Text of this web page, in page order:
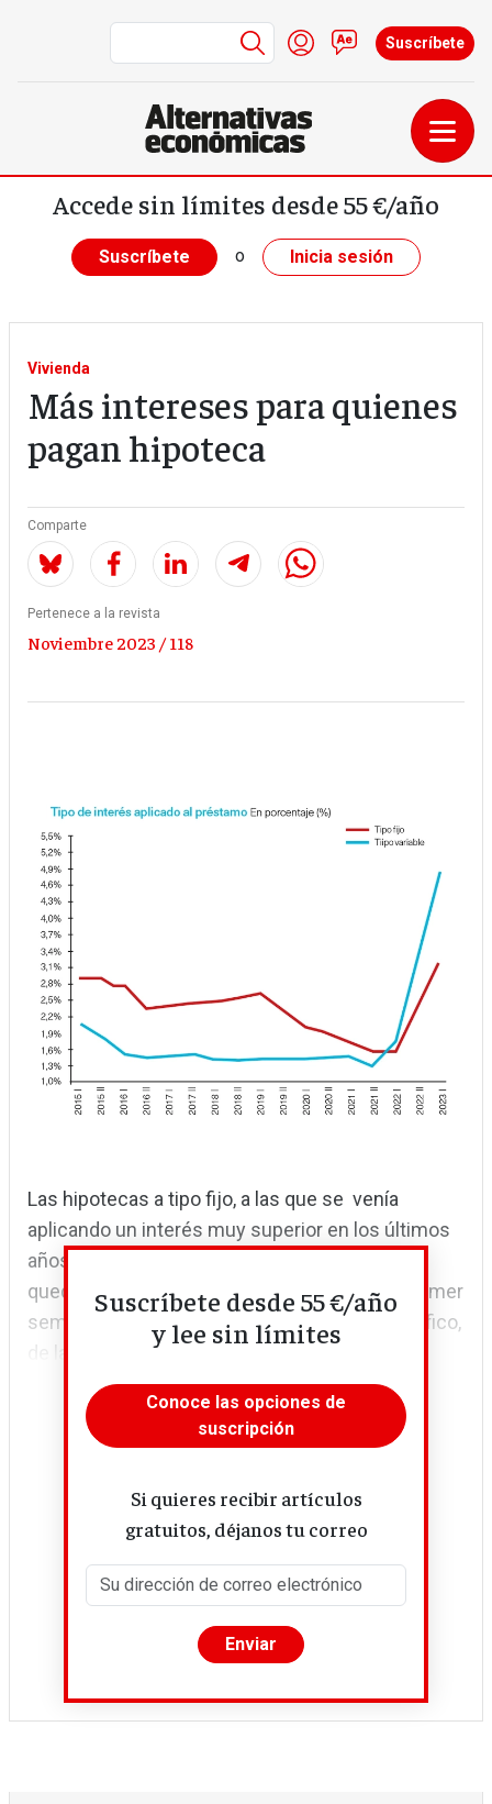
Pasar al contenido principal
Menú de cuenta de
Iniciar sesión
Contacto
Suscríbete
Accede sin límites desde 55 €/año
Suscríbete o Inicia sesión
Vivienda
Más intereses para quienes
pagan hipoteca
Comparte
Pertenece a la revista
Noviembre 2023 / 118
Las hipotecas a tipo fijo, a las que se venía
aplicando un interés muy superior en los últimos
años respecto al de las hipotecas variables,
quedaron por debajo de estas últimas en el primer
semestre de 2022. Pero, como muestra el gráfico,
de la escalada de tipos no se libra nadie.
Suscríbete desde 55 €/año
y lee sin límites
Conoce las opciones de
suscripción
Si quieres recibir artículos
gratuitos, déjanos tu correo